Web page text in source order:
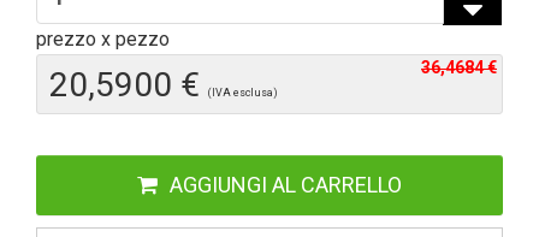
prezzo x pezzo
36,4684 €
20,5900 € (IVA esclusa)
AGGIUNGI AL CARRELLO